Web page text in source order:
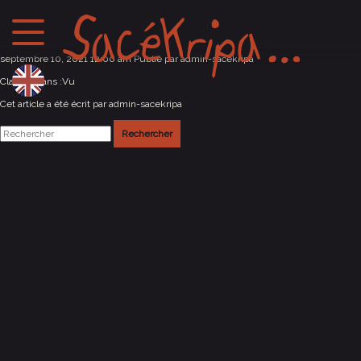
Sombernon (21)
septembre 10, 2021 12:00 am Publié paradmin-sacekripa
Classés dans :Vu
Cet article a été écrit par admin-sacekripa
Rechercher